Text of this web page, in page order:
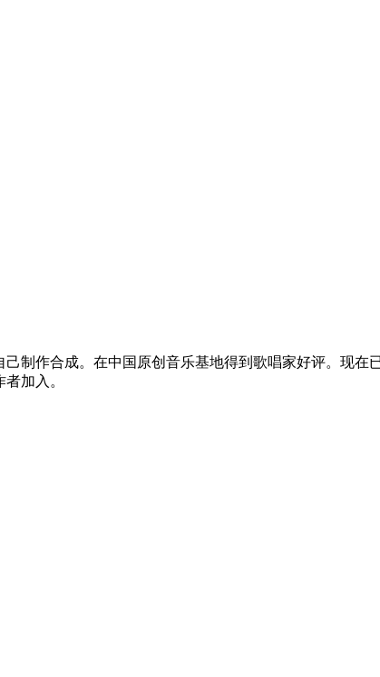
制作合成。在中国原创音乐基地得到歌唱家好评。现在
加入。